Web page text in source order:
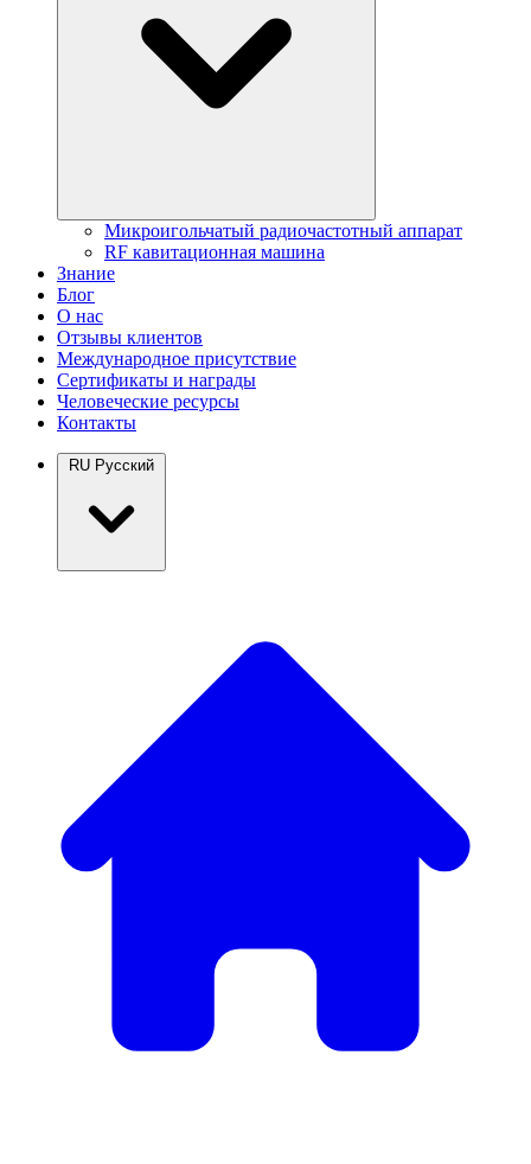
Микроигольчатый радиочастотный аппарат
RF кавитационная машина
Знание
Блог
О нас
Отзывы клиентов
Международное присутствие
Сертификаты и награды
Человеческие ресурсы
Контакты
RU Русский